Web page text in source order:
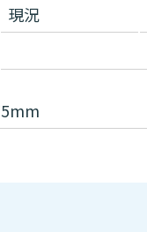
現況